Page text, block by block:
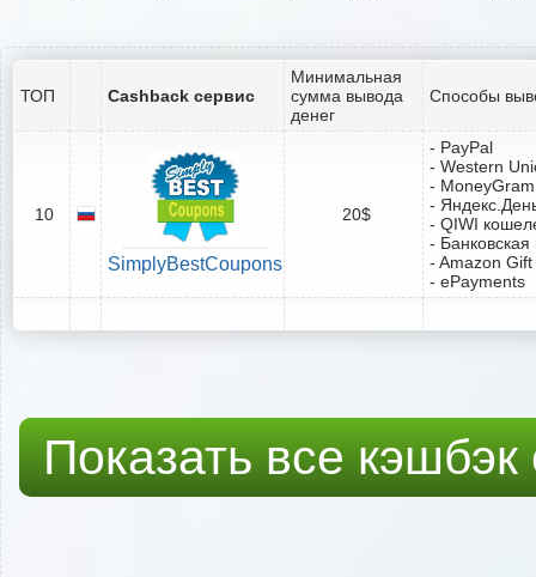
ТОП Cashback сервис
Минимальная
сумма вывода
денег
Способы
10
SimplyBestCoupons
20$
- PayPal
- Western
- MoneyGram
-
- QIWI
-
- Amazon
- ePayments
Показать все